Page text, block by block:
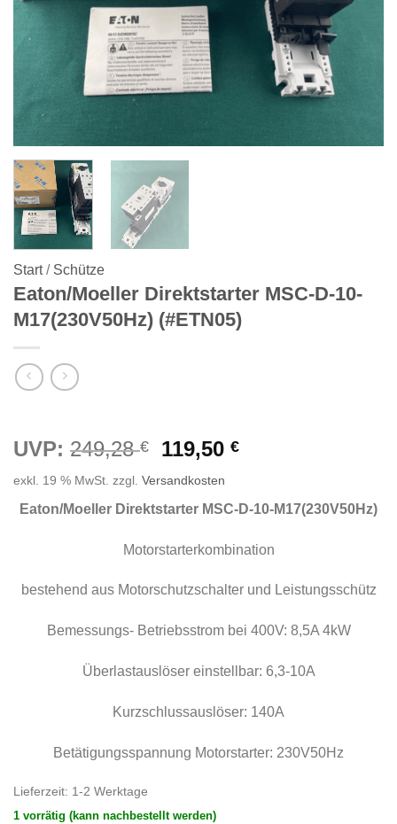
Start / Schütze
Eaton/Moeller Direktstarter MSC-D-10-
M17(230V50Hz) (#ETN05)
UVP: 249,28€
Ursprünglicher
war:
249,28 €
119,50€Aktueller
119,50 €.
exkl. 19 % MwSt. zzgl. Versandkosten
Eaton/Moeller Direktstarter MSC-D-10-M17(230V50Hz)
Motorstarterkombination
bestehend aus Motorschutzschalter und Leistungsschütz
Bemessungs- Betriebsstrom bei 400V: 8,5A 4kW
Überlastauslöser einstellbar: 6,3-10A
Kurzschlussauslöser: 140A
Betätigungsspannung Motorstarter: 230V50Hz
Lieferzeit: 1-2 Werktage
1 vorrätig (kann nachbestellt werden)